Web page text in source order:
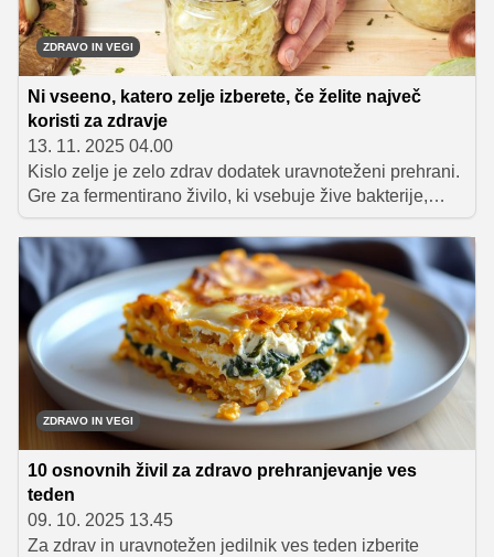
ZDRAVO IN VEGI
Ni vseeno, katero zelje izberete, če želite največ
koristi za zdravje
13. 11. 2025 04.00
Kislo zelje je zelo zdrav dodatek uravnoteženi prehrani.
Gre za fermentirano živilo, ki vsebuje žive bakterije,
koristne za prebavila in imunski sistem, vlaknine v njem
pa pomagajo preprečevati zaprtje. Največ koristi prinaša
nepasterizirano kislo zelje, ki ga hranimo v hladilniku.
ZDRAVO IN VEGI
10 osnovnih živil za zdravo prehranjevanje ves
teden
09. 10. 2025 13.45
Za zdrav in uravnotežen jedilnik ves teden izberite